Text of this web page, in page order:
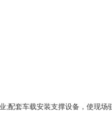
套车载安装支撑设备，使现场